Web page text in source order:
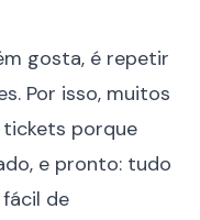
gosta, é repetir
Por isso, muitos
porque
e pronto: tudo
de